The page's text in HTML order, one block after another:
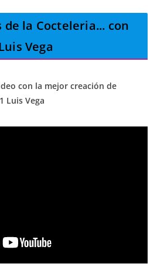
de la Cocteleria... con
Vega
con la mejor creación de
Luis Vega